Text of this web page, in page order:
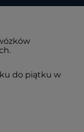
do piątku w